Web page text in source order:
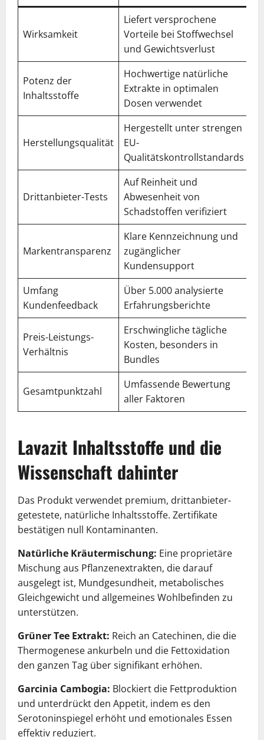
Wirksamkeit
Liefert versprochene
Vorteile bei Stoffwechsel
und Gewichtsverlust
Potenz der
Inhaltsstoffe
Hochwertige natürliche
Extrakte in optimalen
Dosen verwendet
Herstellungsqualität
Hergestellt unter strengen
EU-
Qualitätskontrollstandards
Drittanbieter-Tests
Auf Reinheit und
Abwesenheit von
Schadstoffen verifiziert
Markentransparenz
Klare Kennzeichnung und
zugänglicher
Kundensupport
Umfang
Kundenfeedback
Über 5.000 analysierte
Erfahrungsberichte
Preis-Leistungs-
Verhältnis
Erschwingliche tägliche
Kosten, besonders in
Bundles
Gesamtpunktzahl
Umfassende Bewertung
aller Faktoren
Lavazit Inhaltsstoffe und die
Wissenschaft dahinter
Das Produkt verwendet premium, drittanbieter-
getestete, natürliche Inhaltsstoffe. Zertifikate
bestätigen null Kontaminanten.
Natürliche Kräutermischung: Eine proprietäre
Mischung aus Pflanzenextrakten, die darauf
ausgelegt ist, Mundgesundheit, metabolisches
Gleichgewicht und allgemeines Wohlbefinden zu
unterstützen.
Grüner Tee Extrakt: Reich an Catechinen, die die
Thermogenese ankurbeln und die Fettoxidation
den ganzen Tag über signifikant erhöhen.
Garcinia Cambogia: Blockiert die Fettproduktion
und unterdrückt den Appetit, indem es den
Serotoninspiegel erhöht und emotionales Essen
effektiv reduziert.